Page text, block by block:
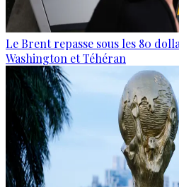
Le Brent repasse sous les 80
Washington et Téhéran